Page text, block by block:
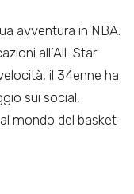
avventura in NBA.
all’All-Star
il 34enne ha
sui social,
mondo del basket